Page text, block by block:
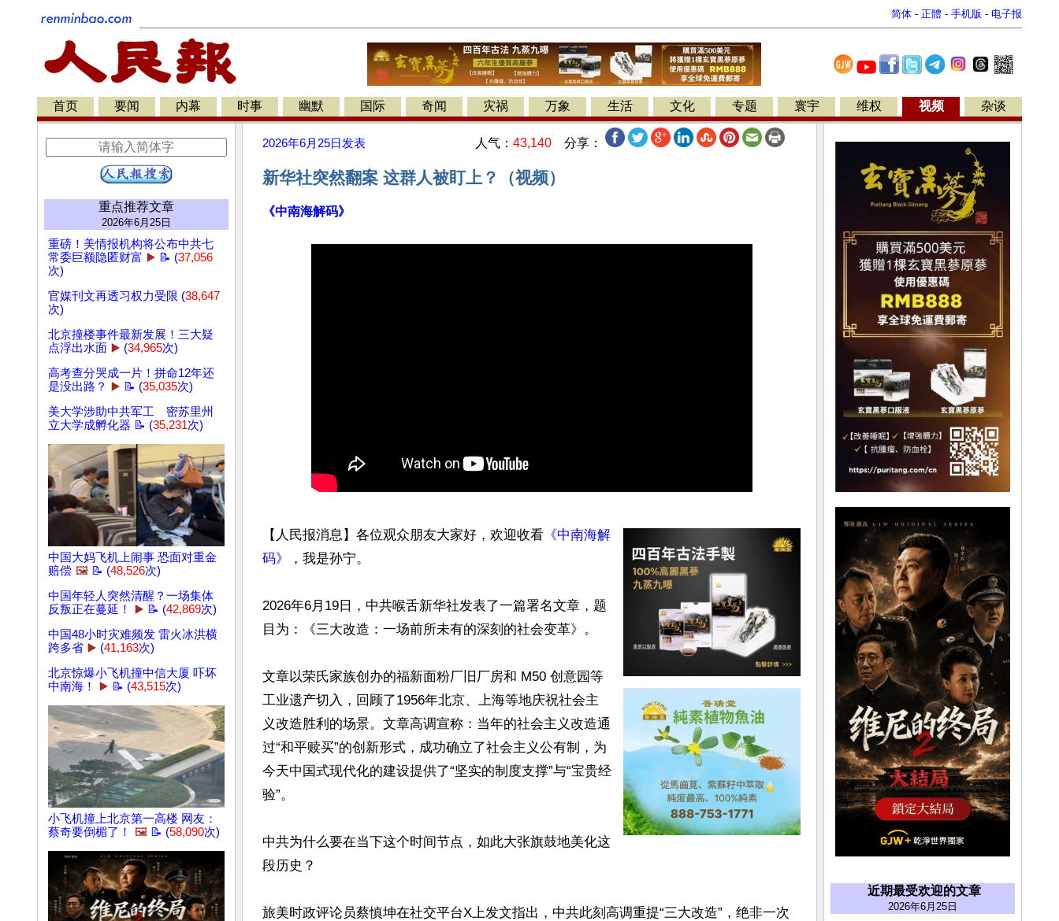
简体 - 正體 - 手机版 - 电子报
首页 要闻 内幕 时事 幽默 国际 奇闻 灾祸 万象 生活 文化 专题 寰宇 维权 视频 杂谈
重点推荐文章
2026年6月25日
重磅！美情报机构将公布中共七
常委巨额隐匿财富 ▶️ 📝 (37,056
次)
官媒刊文再透习权力受限 (38,647
次)
北京撞楼事件最新发展！三大疑
点浮出水面 ▶️ (34,965次)
高考查分哭成一片！拼命12年还
是没出路？
▶️ 📝 (35,035次)
美大学涉助中共军工 密苏里州
立大学成孵化器 📝 (35,231次)
中国大妈飞机上闹事 恐面对重金
赔偿 🖼️ 📝 (48,526次)
中国年轻人突然清醒？一场集体
反叛正在蔓延！
▶️ 📝 (42,869次)
中国48小时灾难频发 雷火冰洪横
跨多省 ▶️ (41,163次)
北京惊爆小飞机撞中信大厦 吓坏
中南海！
▶️ 📝 (43,515次)
小飞机撞上北京第一高楼 网友：
蔡奇要倒楣了！
🖼️ 📝 (58,090次)
2026年6月25日 发表 人气： 43,140 分享：
新华社突然翻案 这群人被盯上？（视频）
《中南海解码》
【人民报消息】各位观众朋友大家好，欢迎收看 《中南海解
码》
，我是孙宁。
2026年6月19日，中共喉舌新华社发表了一篇署名文章，题
目为：《三大改造：一场前所未有的深刻的社会变革》。
文章以荣氏家族创办的福新面粉厂旧厂房和 M50 创意园等
工业遗产切入，回顾了1956年北京、上海等地庆祝社会主
义改造胜利的场景。文章高调宣称：当年的社会主义改造通
过“和平赎买”的创新形式，成功确立了社会主义公有制，为
今天中国式现代化的建设提供了“坚实的制度支撑”与“宝贵经
验”。
中共为什么要在当下这个时间节点，如此大张旗鼓地美化这
段历史？
旅美时政评论员蔡慎坤在社交平台X上发文指出，中共此刻高调重提“三大改造”，绝非一次
近期最受欢迎的文章
2026年6月25日